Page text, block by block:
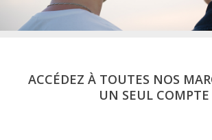
ACCÉDEZ À TOUTES NOS
UN SEUL COMPTE